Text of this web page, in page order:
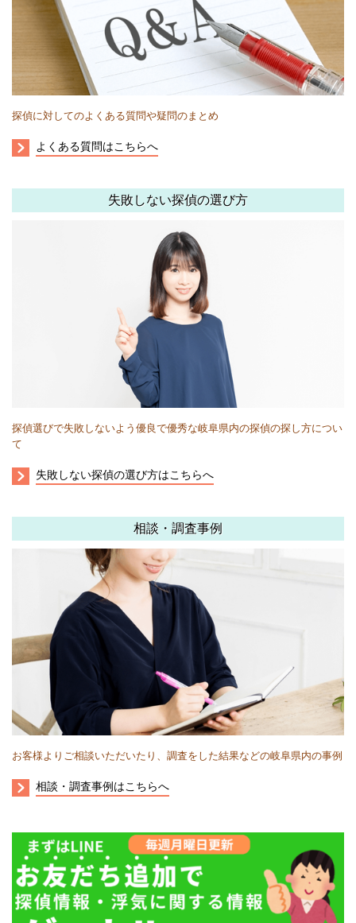
探偵に対してのよくある質問や疑問のまとめ
よくある質問はこちらへ
失敗しない探偵の選び方
探偵選びで失敗しないよう優良で優秀な岐阜県内の探偵の探し方につい
て
失敗しない探偵の選び方はこちらへ
相談・調査事例
お客様よりご相談いただいたり、調査をした結果などの岐阜県内の事例
相談・調査事例はこちらへ